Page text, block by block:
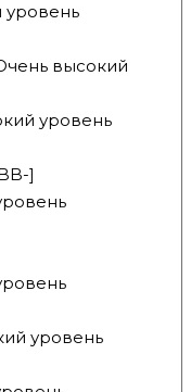
уровень
высокий
уровень
]
уровень